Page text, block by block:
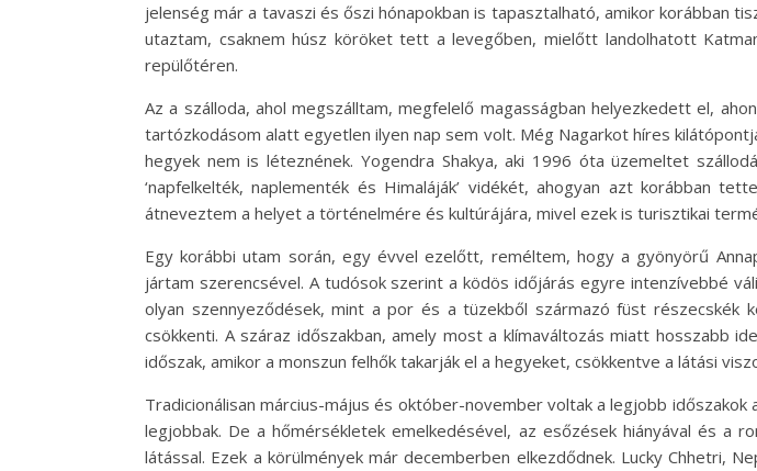
jelenség már a tavaszi és őszi hónapokban is tapasztalható, amikor korábban
utaztam, csaknem húsz köröket tett a levegőben, mielőtt landolhatott
repülőtéren.
Az a szálloda, ahol megszálltam, megfelelő magasságban helyezkedett el,
tartózkodásom alatt egyetlen ilyen nap sem volt. Még Nagarkot híres
hegyek nem is léteznének. Yogendra Shakya, aki 1996 óta üzemeltet
‘napfelkelték, naplementék és Himaláják’ vidékét, ahogyan azt korábban
átneveztem a helyet a történelmére és kultúrájára, mivel ezek is turisztikai
Egy korábbi utam során, egy évvel ezelőtt, reméltem, hogy a gyönyörű
jártam szerencsével. A tudósok szerint a ködös időjárás egyre intenzívebbé
olyan szennyeződések, mint a por és a tüzekből származó füst
csökkenti. A száraz időszakban, amely most a klímaváltozás miatt hosszabb
időszak, amikor a monszun felhők takarják el a hegyeket, csökkentve a látási
Tradicionálisan március-május és október-november voltak a legjobb
legjobbak. De a hőmérsékletek emelkedésével, az esőzések hiányával és a
látással. Ezek a körülmények már decemberben elkezdődnek. Lucky Chhetri,